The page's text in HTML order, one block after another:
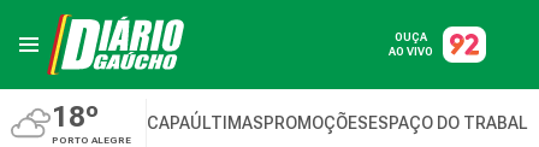
OUÇA
AO VIVO
18º
PORTO ALEGRE
CAPAÚLTIMASPROMOÇÕESESPAÇO DO